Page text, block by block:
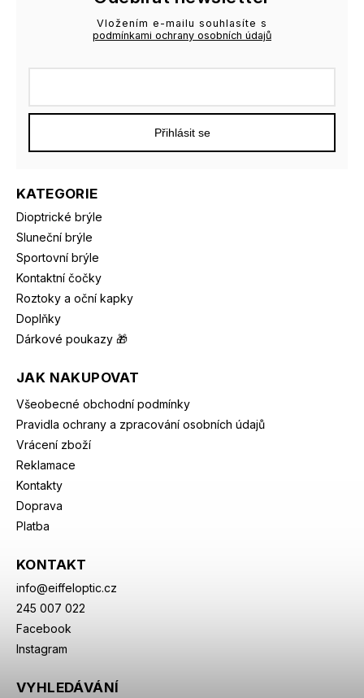
KATEGORIE
Dioptrické brýle
Sluneční brýle
Sportovní brýle
Kontaktní čočky
Roztoky a oční kapky
Doplňky
Dárkové poukazy 🎁
JAK NAKUPOVAT
Všeobecné obchodní podmínky
Pravidla ochrany a zpracování osobních údajů
Vrácení zboží
Reklamace
Kontakty
Doprava
Platba
KONTAKT
info@eiffeloptic.cz
245 007 022
Facebook
Instagram
Vložením e-mailu souhlasíte s
podmínkami ochrany osobních údajů
Přihlásit se
VYHLEDÁVÁNÍ